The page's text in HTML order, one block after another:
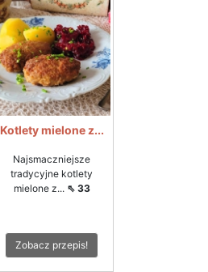
Kotlety mielone z...
Najsmaczniejsze
tradycyjne kotlety
mielone z... ⇖ 33
Zobacz przepis!